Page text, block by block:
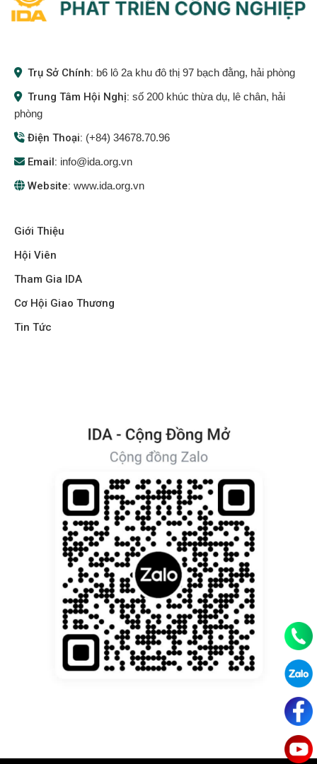
Trụ Sở Chính: b6 lô 2a khu đô thị 97 bạch đằng, hải phòng
Trung Tâm Hội Nghị: số 200 khúc thừa dụ, lê chân, hải
phòng
Điện Thoại: (+84) 34678.70.96
Email: info@ida.org.vn
Website: www.ida.org.vn
Giới Thiệu
Hội Viên
Tham Gia IDA
Cơ Hội Giao Thương
Tin Tức